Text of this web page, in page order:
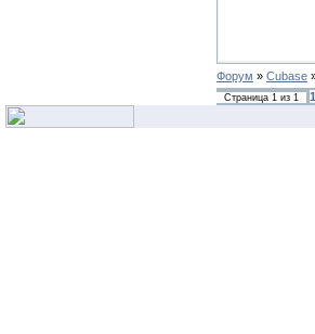
Форум » Cubase
Страница 1 из 1 1